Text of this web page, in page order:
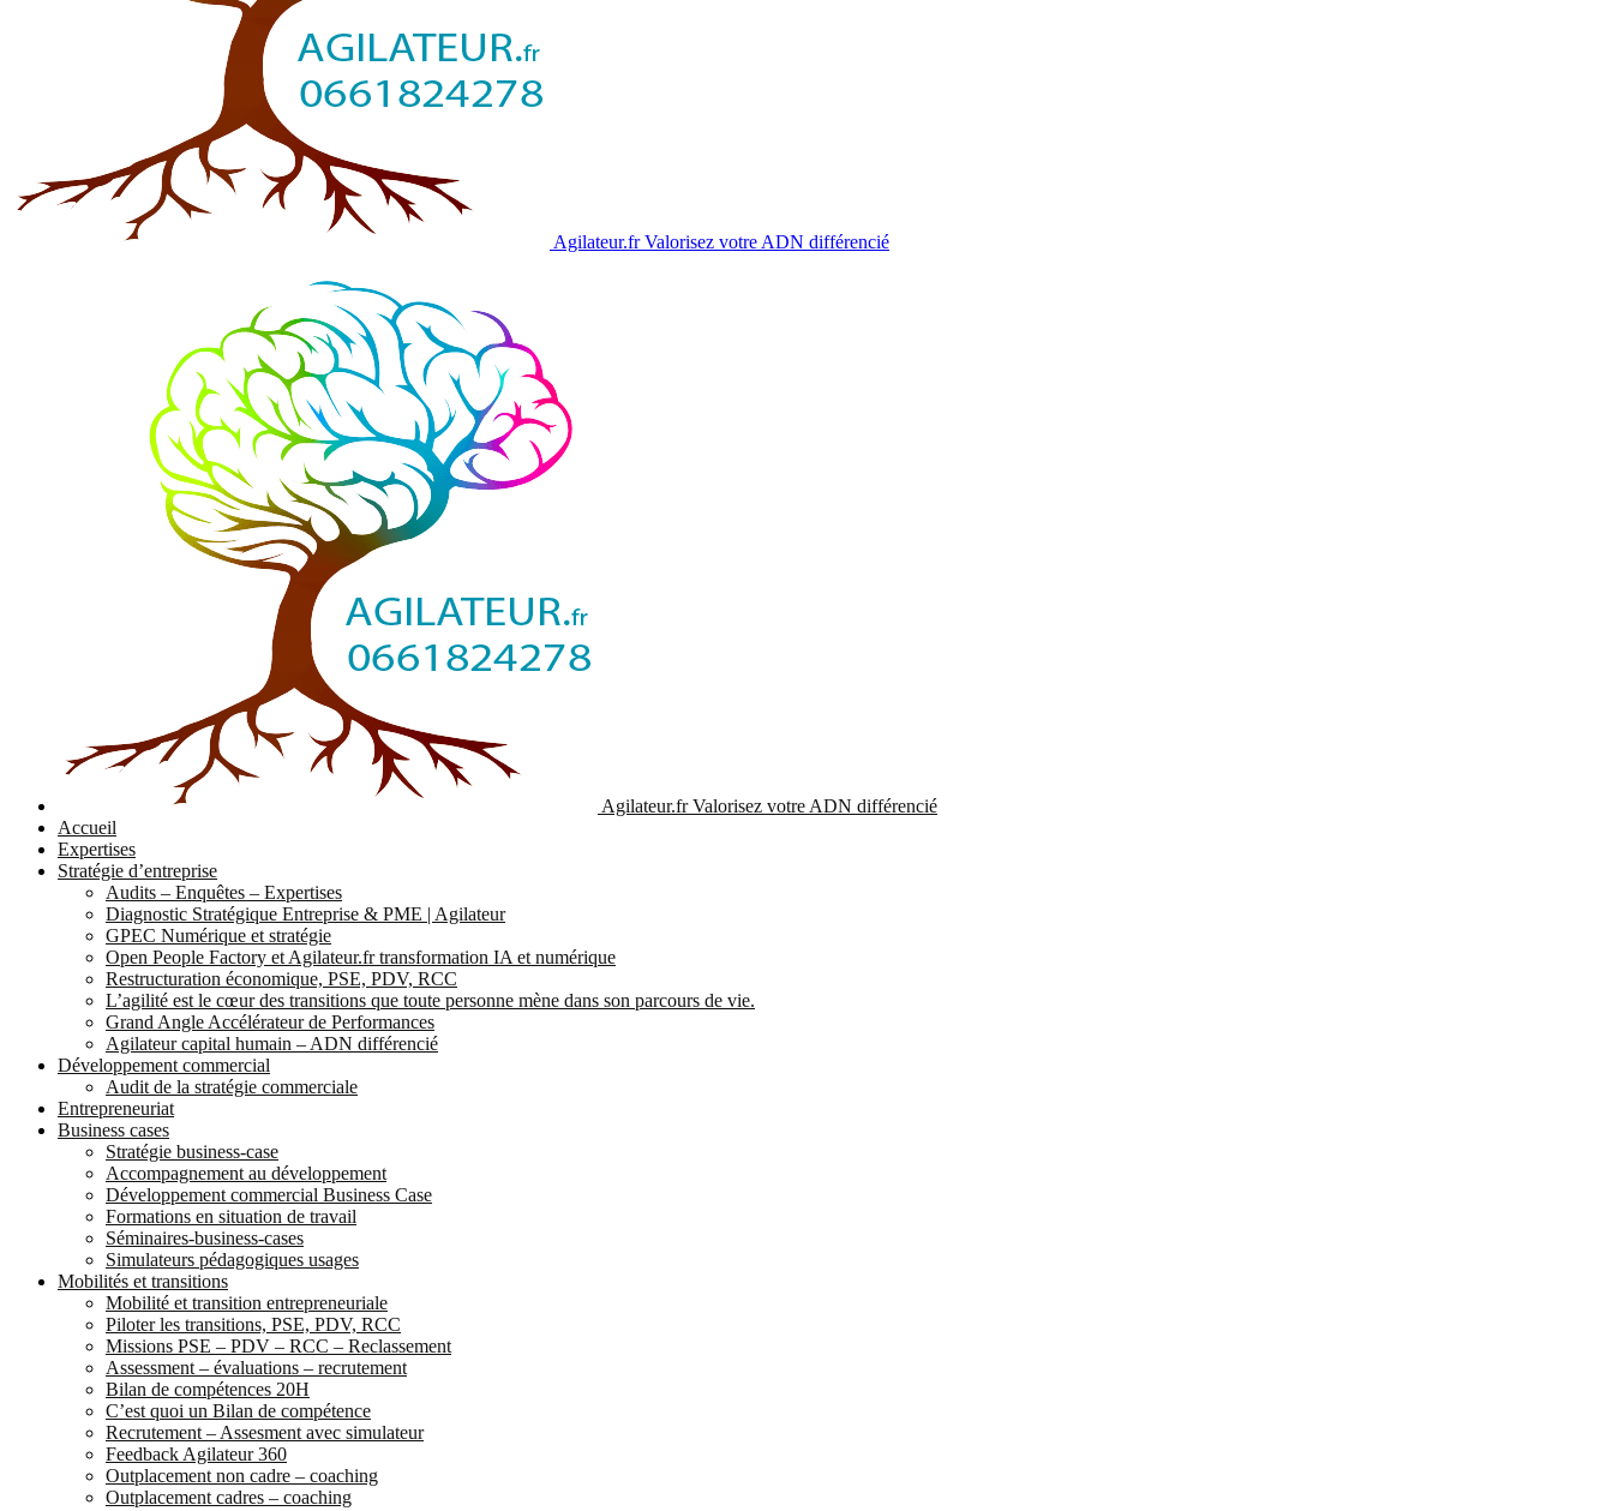
Agilateur.frValorisez votre ADN différencié
Agilateur.frValorisez votre ADN différencié
Accueil
Expertises
Stratégie d’entreprise
Audits – Enquêtes – Expertises
Diagnostic Stratégique Entreprise & PME | Agilateur
GPEC Numérique et stratégie
Open People Factory et Agilateur.fr transformation IA et numérique
Restructuration économique, PSE, PDV, RCC
L’agilité est le cœur des transitions que toute personne mène dans son parcours de vie.
Grand Angle Accélérateur de Performances
Agilateur capital humain – ADN différencié
Développement commercial
Audit de la stratégie commerciale
Entrepreneuriat
Business cases
Stratégie business-case
Accompagnement au développement
Développement commercial Business Case
Formations en situation de travail
Séminaires-business-cases
Simulateurs pédagogiques usages
Mobilités et transitions
Mobilité et transition entrepreneuriale
Piloter les transitions, PSE, PDV, RCC
Missions PSE – PDV – RCC – Reclassement
Assessment – évaluations – recrutement
Bilan de compétences 20H
C’est quoi un Bilan de compétence
Recrutement – Assesment avec simulateur
Feedback Agilateur 360
Outplacement non cadre – coaching
Outplacement cadres – coaching